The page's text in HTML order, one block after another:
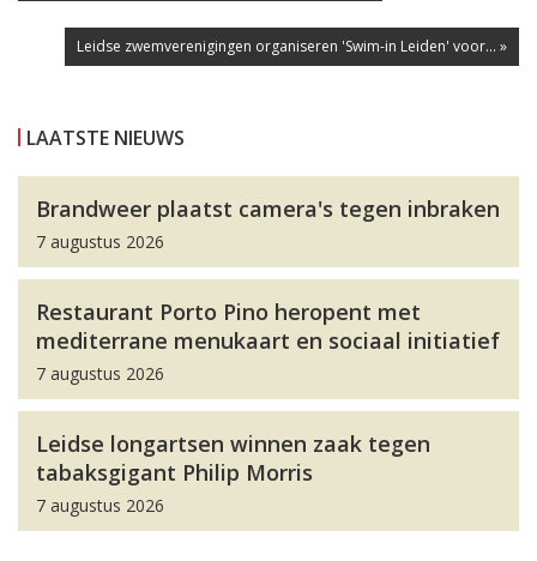
Leidse zwemverenigingen organiseren 'Swim-in Leiden' voor... »
LAATSTE NIEUWS
Brandweer plaatst camera's tegen inbraken
7 augustus 2026
Restaurant Porto Pino heropent met
mediterrane menukaart en sociaal initiatief
7 augustus 2026
Leidse longartsen winnen zaak tegen
tabaksgigant Philip Morris
7 augustus 2026